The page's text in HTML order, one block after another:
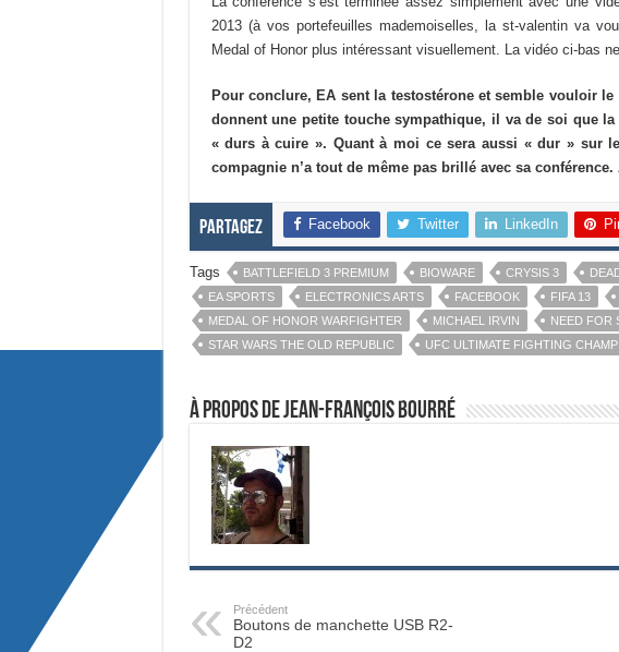
2013 (à vos portefeuilles mademoiselles, la st-valentin va
Medal of Honor plus intéressant visuellement. La vidéo ci-bas
Pour conclure, EA sent la testostérone et semble vouloir
donnent une petite touche sympathique, il va de soi que
« durs à cuire ». Quant à moi ce sera aussi « dur » sur
compagnie n’a tout de même pas brillé avec sa conférence.
Partagez Facebook Twitter LinkedIn
Tags BATTLEFIELD 3 PREMIUM BIOWARE CRYSIS 3
EA SPORTS
ELECTRONICS ARTS FACEBOOK FIFA 13
MEDAL OF HONOR WARFIGHTER
MICHAEL IRVIN NEED FOR
STAR WARS THE OLD REPUBLIC
UFC ULTIMATE FIGHTING
À propos de Jean-François Bourré
Précédent
Boutons de manchette USB R2-
D2